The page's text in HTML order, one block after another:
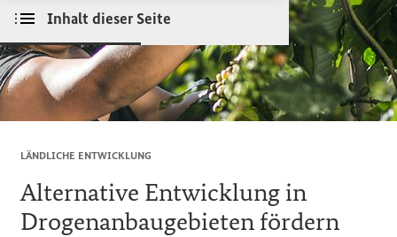
Inhalt dieser Seite
LÄNDLICHE ENTWICKLUNG
Alternative Entwicklung in
Drogenanbaugebieten fördern